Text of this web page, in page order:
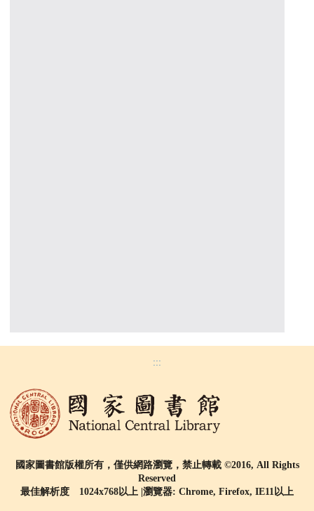
:::
國家圖書館版權所有，僅供網路瀏覽，禁止轉載 ©2016, All Rights
Reserved
最佳解析度 1024x768以上 |瀏覽器: Chrome, Firefox, IE11以上